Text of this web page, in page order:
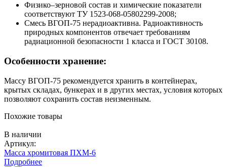
Физико–зерновой состав и химические показатели
соответствуют ТУ 1523-068-05802299-2008;
Смесь ВГОП-75 нерадиоактивна. Радиоактивность
природных компонентов отвечает требованиям
радиационной безопасности 1 класса и ГОСТ 30108.
Особенности хранение:
Массу ВГОП-75 рекомендуется хранить в контейнерах,
крытых складах, бункерах и в других местах, условия которых
позволяют сохранить состав неизменным.
Похожие товары
В наличии
Артикул:
Масса хромитовая ПХМ-6
Подробнее